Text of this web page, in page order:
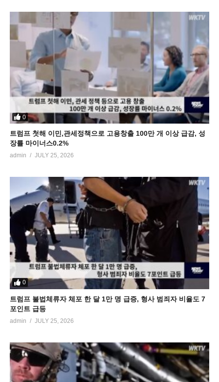
0
트럼프 첫해 이민,관세정책으로 고용창출 100만 개 이상 급감, 성
장률 마이너스0.2%
admin JULY 25, 2026
0
트럼프 불법체류자 체포 한 달 1만 명 급증, 형사 범죄자 비율도 7
포인트 급등
admin JULY 25, 2026